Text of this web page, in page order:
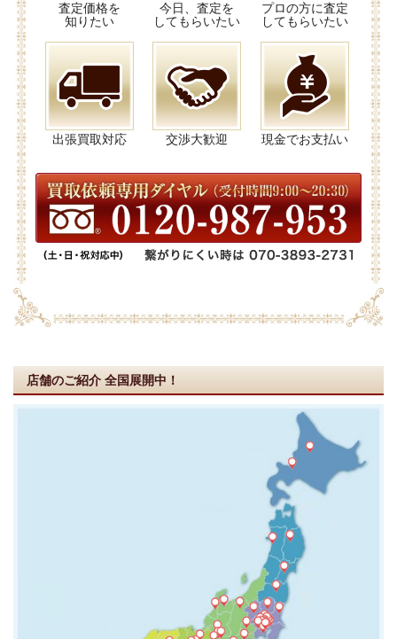
査定価格を
知りたい
今日、査定を
してもらいたい
プロの方に査定
してもらいたい
出張買取対応 交渉大歓迎 現金でお支払い
店舗のご紹介 全国展開中！